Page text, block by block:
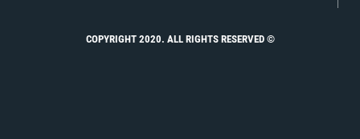
© COPYRIGHT 2020. ALL RIGHTS RESERVED